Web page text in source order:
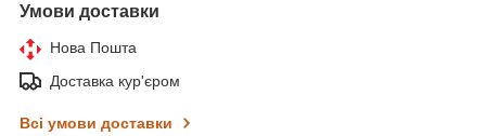
Умови доставки
Нова Пошта
Доставка кур'єром
Всі умови доставки